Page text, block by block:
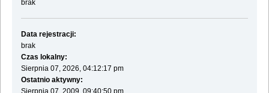
brak
Data rejestracji:
brak
Czas lokalny:
Sierpnia 07, 2026, 04:12:17 pm
Ostatnio aktywny:
Sierpnia 07, 2009, 09:40:50 pm